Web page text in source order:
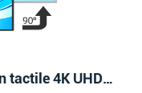
tactile 4K UHD